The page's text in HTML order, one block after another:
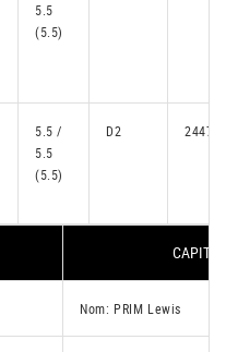
5.5
(5.5)
5.5 /
5.5
(5.5)
D2 24475
Nom: PRIM Lewis